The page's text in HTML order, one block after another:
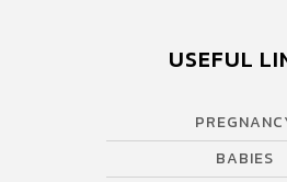
USEFUL
BABIES